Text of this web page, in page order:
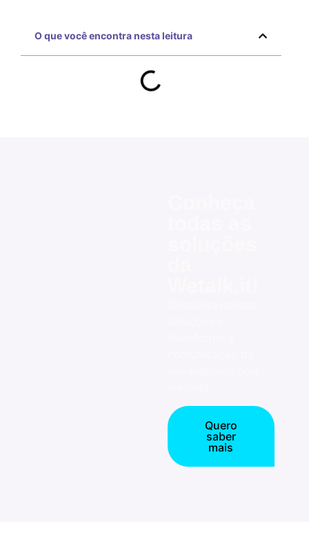
O que você encontra nesta leitura
Quero
saber
mais